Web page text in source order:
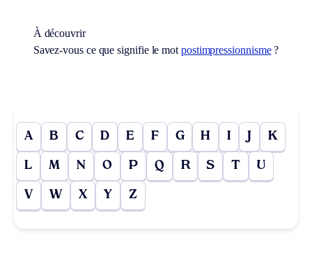
À découvrir
Savez-vous ce que signifie le mot postimpressionnisme?
A B C D E F G H I J K
L M N O P Q R S T U
V W X Y Z